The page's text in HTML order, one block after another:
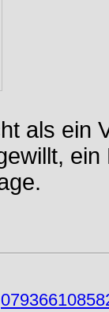
als ein